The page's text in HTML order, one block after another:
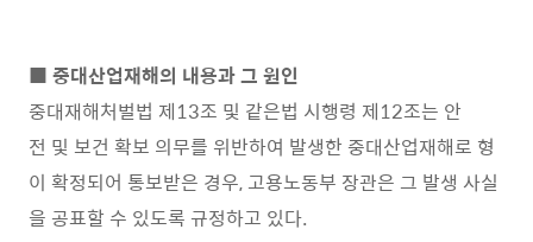
■ 중대산업재해의 내용과 그 원인
중대재해처벌법 제13조 및 같은법 시행령 제12조는 안
전 및 보건 확보 의무를 위반하여 발생한 중대산업재해로 형
이 확정되어 통보받은 경우, 고용노동부 장관은 그 발생 사실
을 공표할 수 있도록 규정하고 있다.